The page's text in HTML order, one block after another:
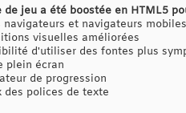
jeu a été boostée en HTML5
navigateurs et navigateurs
visuelles améliorées
d'utiliser des fontes plus
plein écran
de progression
des polices de texte